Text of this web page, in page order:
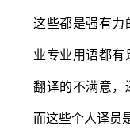
这些都是强有力
业专业用语都有
翻译的不满意，
而这些个人译员